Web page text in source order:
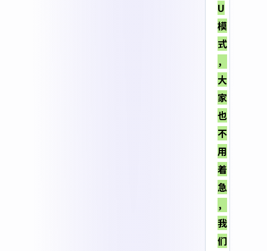
U
模
式
，
大
家
也
不
用
着
急
，
我
们